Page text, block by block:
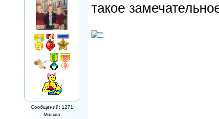
Сообщений: 1271
Москва
такое